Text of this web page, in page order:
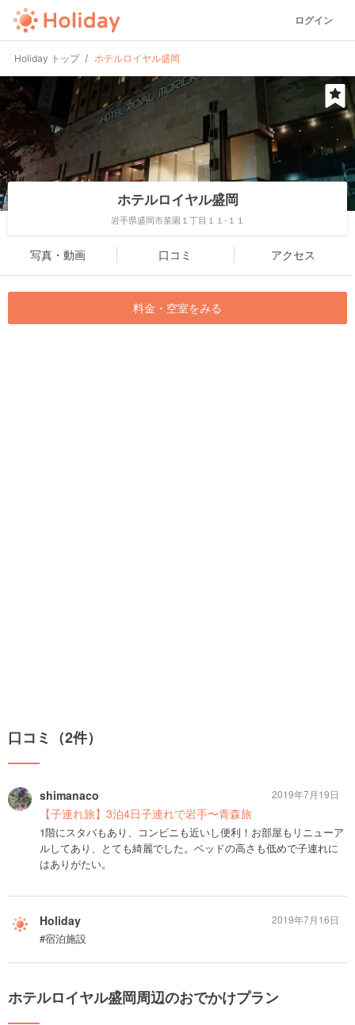
ログイン
Holiday トップ ホテルロイヤル盛岡
ホテルロイヤル盛岡
岩手県盛岡市菜園１丁目１１-１１
写真・動画 口コミ アクセス
料金・空室をみる
口コミ（2件）
shimanaco
【子連れ旅】3泊4日子連れで岩手〜青森旅
1階にスタバもあり、コンビニも近いし便利！お部屋もリニューア
ルしてあり、とても綺麗でした。ベッドの高さも低めで子連れに
はありがたい。
2019年7月19日
Holiday
#宿泊施設
2019年7月16日
ホテルロイヤル盛岡周辺のおでかけプラン